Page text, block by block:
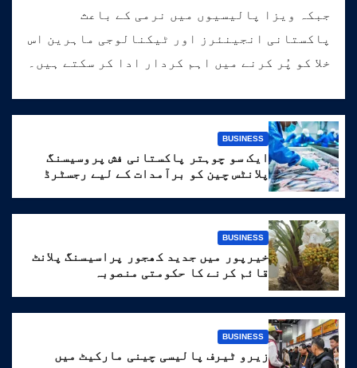
جبکہ ویزا پالیسیوں میں نرمی کے باعث
پاکستانی انجینئرز اور ٹیکنالوجی ماہرین اس
خلا کو پُر کرنے میں اہم کردار ادا کر سکتے ہیں۔
BUSINESS
ایک سو چوہتر پاکستانی فش پروسیسنگ
پلانٹس چین کو برآمدات کے لیے رجسٹرڈ
BUSINESS
خیرپور میں جدید کھجور پراسیسنگ پلانٹ
قائم کرنے کا حکومتی منصوبہ
BUSINESS
زیرو ٹیرف پالیسی چینی مارکیٹ میں